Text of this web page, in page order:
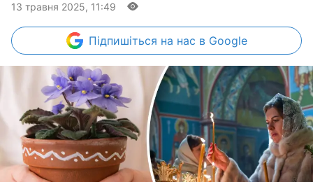
13 травня 2025, 11:49
Підпишіться на нас в Google